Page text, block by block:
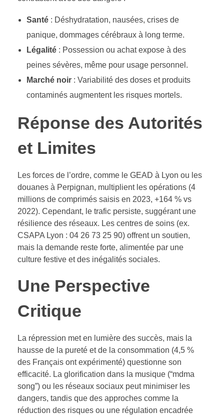
Santé: Déshydratation, nausées, crises de
panique, dommages cérébraux à long terme.
Légalité: Possession ou achat expose à des
peines sévères, même pour usage personnel.
Marché noir: Variabilité des doses et produits
contaminés augmentent les risques mortels.
Réponse des Autorités
et Limites
Les forces de l’ordre, comme le GEAD à Lyon ou les
douanes à Perpignan, multiplient les opérations (4
millions de comprimés saisis en 2023, +164 % vs
2022). Cependant, le trafic persiste, suggérant une
résilience des réseaux. Les centres de soins (ex.
CSAPA Lyon : 04 26 73 25 90) offrent un soutien,
mais la demande reste forte, alimentée par une
culture festive et des inégalités sociales.
Une Perspective
Critique
La répression met en lumière des succès, mais la
hausse de la pureté et de la consommation (4,5 %
des Français ont expérimenté) questionne son
efficacité. La glorification dans la musique (“mdma
song”) ou les réseaux sociaux peut minimiser les
dangers, tandis que des approches comme la
réduction des risques ou une régulation encadrée